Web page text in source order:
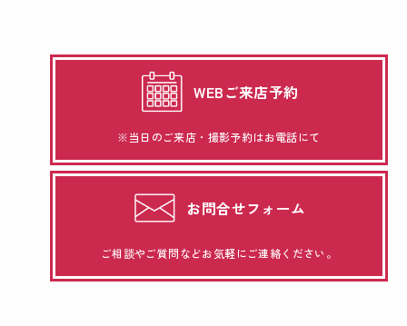
WEBご来店予約
※当日のご来店・撮影予約はお電話にて
お問合せフォーム
ご相談やご質問などお気軽にご連絡ください。